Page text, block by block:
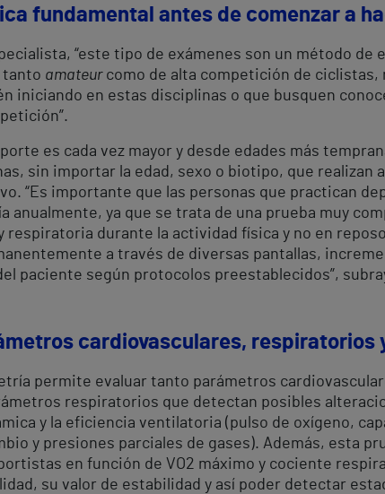
fundamental antes de comenzar a
“este tipo de exámenes son un método
tanto amateurcomo de alta competición de ciclistas,
iniciando en estas disciplinas o que busquen
es cada vez mayor y desde edades más
sin importar la edad, sexo o biotipo, que
“Es importante que las personas que practican
anualmente, ya que se trata de una prueba muy
respiratoria durante la actividad física y no en
a través de diversas pantallas,
paciente según protocolos preestablecidos”,
cardiovasculares, respiratorios
permite evaluar tanto parámetros
respiratorios que detectan posibles
y la eficiencia ventilatoria (pulso de oxígeno,
y presiones parciales de gases). Además, esta
en función de VO2 máximo y cociente
su valor de estabilidad y así poder detectar